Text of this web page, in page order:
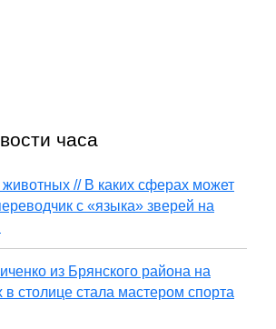
часа
// В каких сферах может
с «языка» зверей на
из Брянского района на
столице стала мастером спорта